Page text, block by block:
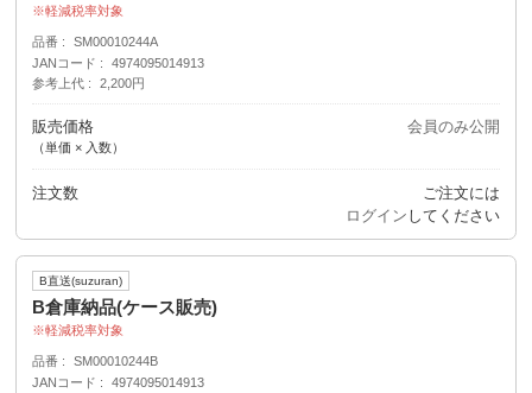
軽減税率対象
品番
SM00010244A
JANコード
4974095014913
参考上代
2,200円
販売価格
（単価 × 入数）
会員のみ公開
注文数
ご注文には
ログイン してください
B直送(suzuran)
B倉庫納品(ケース販売)
軽減税率対象
品番
SM00010244B
JANコード
4974095014913